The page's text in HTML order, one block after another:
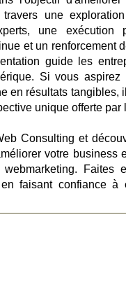
une
une exécution
et un renforcement
guide les
Si vous aspirez
en résultats tangibles,
unique offerte par
Consulting et
votre business
Faites
faisant confiance à